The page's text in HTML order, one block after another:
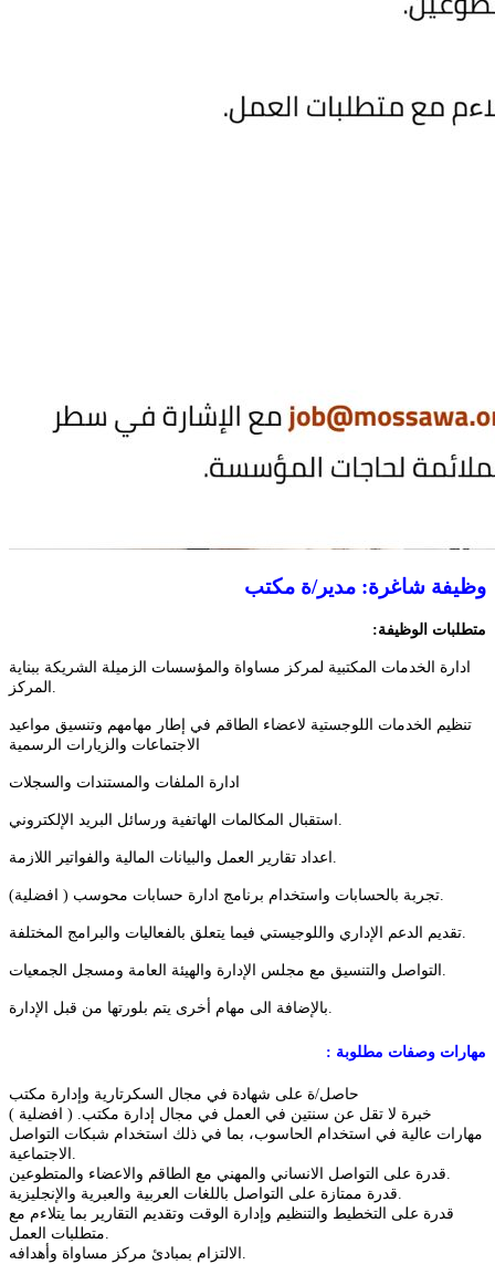
وظيفة شاغرة: مدير/ة مكتب
متطلبات الوظيفة:
ادارة الخدمات المكتبية لمركز مساواة والمؤسسات الزميلة الشريكة ببناية
المركز.
تنظيم الخدمات اللوجستية لاعضاء الطاقم في إطار مهامهم وتنسيق مواعيد
الاجتماعات والزيارات الرسمية
ادارة الملفات والمستندات والسجلات
استقبال المكالمات الهاتفية ورسائل البريد الإلكتروني.
اعداد تقارير العمل والبيانات المالية والفواتير اللازمة.
تجربة بالحسابات واستخدام برنامج ادارة حسابات محوسب ( افضلية).
تقديم الدعم الإداري واللوجيستي فيما يتعلق بالفعاليات والبرامج المختلفة.
التواصل والتنسيق مع مجلس الإدارة والهيئة العامة ومسجل الجمعيات.
بالإضافة الى مهام أخرى يتم بلورتها من قبل الإدارة.
مهارات وصفات مطلوبة :
حاصل/ة على شهادة في مجال السكرتارية وإدارة مكتب
خبرة لا تقل عن سنتين في العمل في مجال إدارة مكتب. ( افضلية )
مهارات عالية في استخدام الحاسوب، بما في ذلك استخدام شبكات التواصل
قدرة ممتازة على التواصل باللغات العربية والعبرية والإنجليزية
قدرة على التخطيط والتنظيم وإدارة الوقت وتقديم التقارير بما يتلاءم مع
متطلبات العمل